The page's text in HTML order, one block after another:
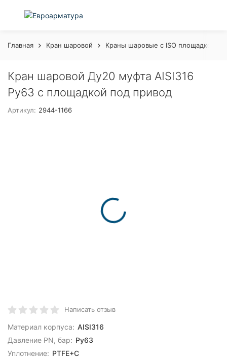
Главная Кран шаровой Краны шаровые с ISO площадкой
Кран шаровой Ду20 муфта AISI316
Ру63 с площадкой под привод
Артикул: 2944-1166
Написать отзыв
Материал корпуса: AISI316
Давление PN, бар: Ру63
Уплотнение: PTFE+C